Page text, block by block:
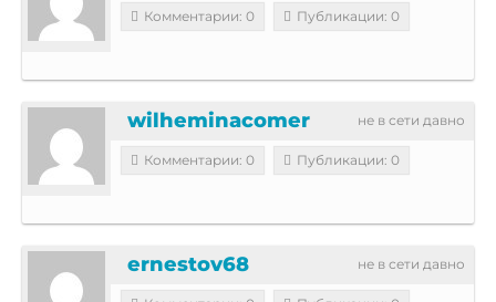
Комментарии: 0 Публикации: 0
не в сети давно
wilheminacomer
Комментарии: 0 Публикации: 0
не в сети давно
ernestov68